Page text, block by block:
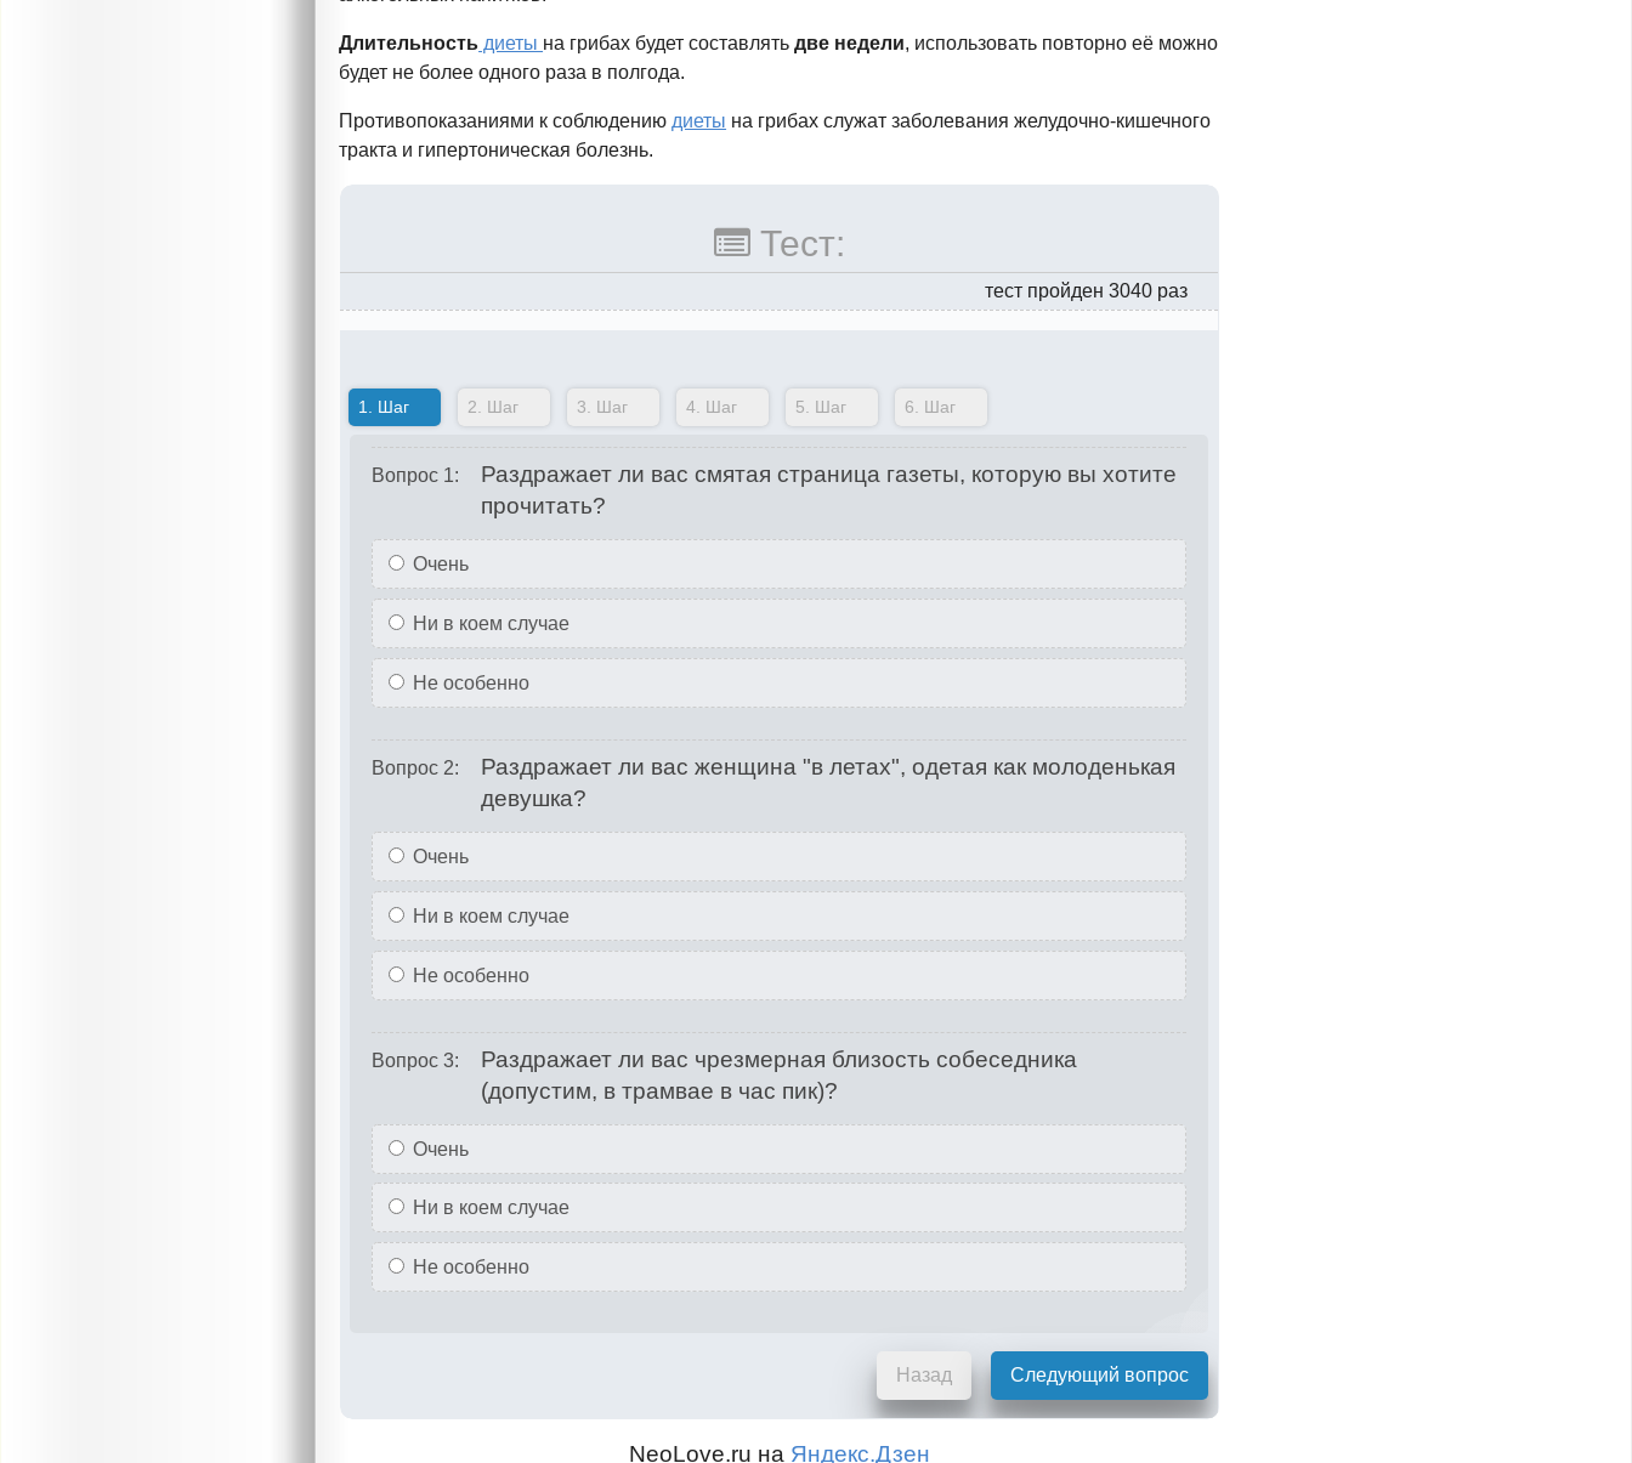
Длительность диеты на грибах будет составлятьдве недели, использовать повторно её можно
будет не более одного раза в полгода.
Противопоказаниями к соблюдению диеты на грибах служат заболеванияжелудочно-кишечного
тракта и гипертоническая болезнь.
Тест:
тест пройден 3040 раз
1. Шаг 2. Шаг 3. Шаг 4. Шаг 5. Шаг 6. Шаг
Вопрос 1:
Раздражает ли вас смятая страница газеты, которую вы хотите
прочитать?
Очень
Ни в коем случае
Не особенно
Вопрос 2:
Раздражает ли вас женщина "в летах", одетая как молоденькая
девушка?
Очень
Ни в коем случае
Не особенно
Вопрос 3:
Раздражает ли вас чрезмерная близость собеседника
(допустим, в трамвае в час пик)?
Очень
Ни в коем случае
Не особенно
Назад Следующий вопрос
NeoLove.ru на Яндекс.Дзен